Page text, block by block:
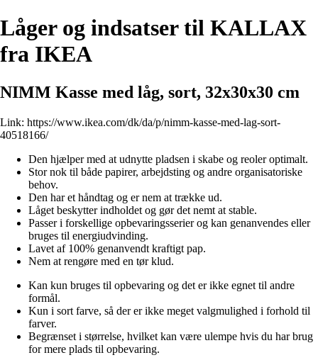
Låger og indsatser til KALLAX
fra IKEA
NIMM Kasse med låg, sort, 32x30x30 cm
Link: https://www.ikea.com/dk/da/p/nimm-kasse-med-lag-sort-
40518166/
Den hjælper med at udnytte pladsen i skabe og reoler optimalt.
Stor nok til både papirer, arbejdsting og andre organisatoriske
behov.
Den har et håndtag og er nem at trække ud.
Låget beskytter indholdet og gør det nemt at stable.
Passer i forskellige opbevaringsserier og kan genanvendes eller
bruges til energiudvinding.
Lavet af 100% genanvendt kraftigt pap.
Nem at rengøre med en tør klud.
Kan kun bruges til opbevaring og det er ikke egnet til andre
formål.
Kun i sort farve, så der er ikke meget valgmulighed i forhold til
farver.
Begrænset i størrelse, hvilket kan være ulempe hvis du har brug
for mere plads til opbevaring.